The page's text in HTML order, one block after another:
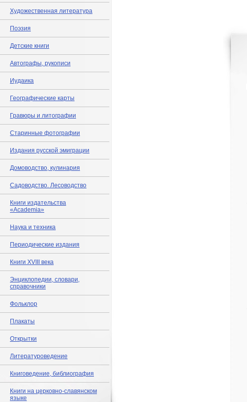
Художественная литература
Поэзия
Детские книги
Автографы, рукописи
Иудаика
Географические карты
Гравюры и литографии
Старинные фотографии
Издания русской эмиграции
Домоводство, кулинария
Садоводство. Лесоводство
Книги издательства
«Academia»
Наука и техника
Периодические издания
Книги XVIII века
Энциклопедии, словари,
справочники
Фольклор
Плакаты
Открытки
Литературоведение
Книговедение, библиография
Книги на церковно-славянском
языке